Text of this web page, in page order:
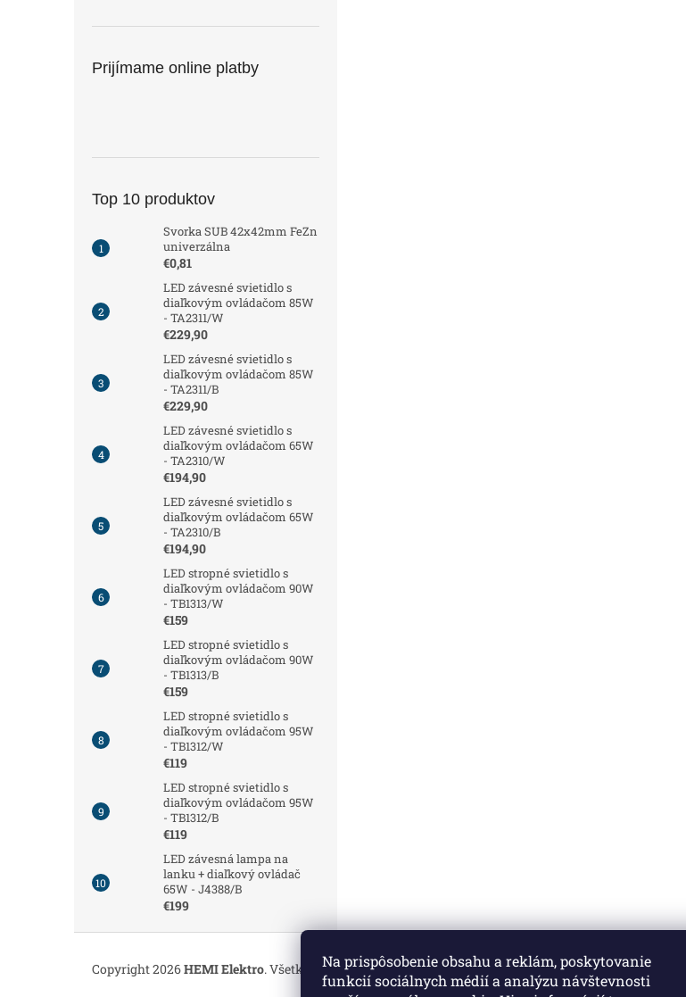
Na prispôsobenie obsahu a reklám, poskytovanie
funkcií sociálnych médií a analýzu návštevnosti
Prijímame online platby
Top 10 produktov
Svorka SUB 42x42mm FeZn
univerzálna
€0,81
LED závesné svietidlo s
diaľkovým ovládačom 85W
- TA2311/W
€229,90
LED závesné svietidlo s
diaľkovým ovládačom 85W
- TA2311/B
€229,90
LED závesné svietidlo s
diaľkovým ovládačom 65W
- TA2310/W
€194,90
LED závesné svietidlo s
diaľkovým ovládačom 65W
- TA2310/B
€194,90
LED stropné svietidlo s
diaľkovým ovládačom 90W
- TB1313/W
€159
LED stropné svietidlo s
diaľkovým ovládačom 90W
- TB1313/B
€159
LED stropné svietidlo s
diaľkovým ovládačom 95W
- TB1312/W
€119
LED stropné svietidlo s
diaľkovým ovládačom 95W
- TB1312/B
€119
LED závesná lampa na
lanku + diaľkový ovládač
65W - J4388/B
€199
Copyright 2026HEMI Elektro. Všetky práva vyhradené.Upraviť nastavenie cookies